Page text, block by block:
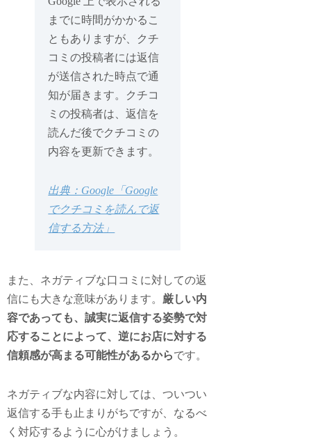
までに時間がかかるこ
ともありますが、クチ
コミの投稿者には返信
が送信された時点で通
知が届きます。クチコ
ミの投稿者は、返信を
読んだ後でクチコミの
内容を更新できます。
出典：Google「Google
でクチコミを読んで返
信する方法」
また、ネガティブな口コミに対しての返
信にも大きな意味があります。 厳しい内
容であっても、誠実に返信する姿勢で対
応することによって、逆にお店に対する
信頼感が高まる可能性があるからです。
ネガティブな内容に対しては、ついつい
返信する手も止まりがちですが、なるべ
く対応するように心がけましょう。